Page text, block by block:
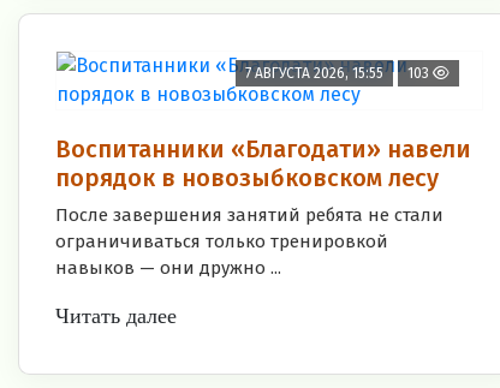
7 АВГУСТА 2026, 15:55 103
Воспитанники «Благодати» навели
порядок в новозыбковском лесу
После завершения занятий ребята не стали
ограничиваться только тренировкой
навыков — они дружно ...
Читать далее